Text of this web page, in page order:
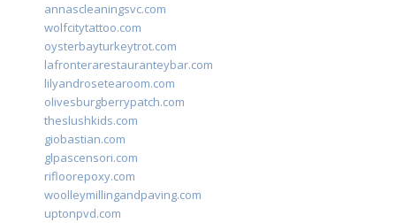
annascleaningsvc.com
wolfcitytattoo.com
oysterbayturkeytrot.com
lafronterarestauranteybar.com
lilyandrosetearoom.com
olivesburgberrypatch.com
theslushkids.com
giobastian.com
glpascensori.com
rifloorepoxy.com
woolleymillingandpaving.com
uptonpvd.com